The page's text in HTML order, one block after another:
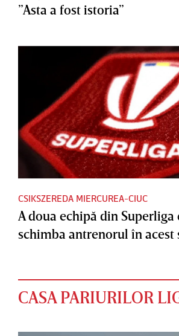
”Asta a fost istoria”
CSIKSZEREDA MIERCUREA-CIUC
A doua echipă din Superliga
schimba antrenorul în acest
CASA PARIURILOR